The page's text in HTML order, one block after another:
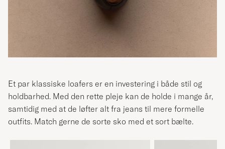
Et par klassiske loafers er en investering i både stil og
holdbarhed. Med den rette pleje kan de holde i mange år,
samtidig med at de løfter alt fra jeans til mere formelle
outfits. Match gerne de sorte sko med et sort bælte.